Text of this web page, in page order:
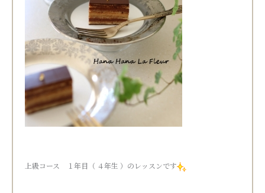
上級コース １年目（ ４年生 ）のレッスンです